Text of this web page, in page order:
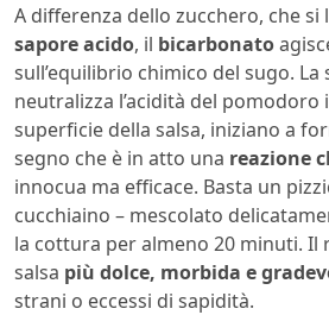
A differenza dello zucchero, che si
sapore acido, il bicarbonato
sull’equilibrio chimico del sugo.
neutralizza l’acidità del pomodoro
superficie della salsa, iniziano a
segno che è in atto una reazione
innocua ma efficace. Basta un
cucchiaino – mescolato
la cottura per almeno 20 minuti. Il
salsa più dolce, morbida e
strani o eccessi di sapidità.